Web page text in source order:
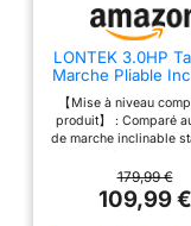
LONTEK 3.0HP
Marche Pliable
Réglables
【Mise à niveau
produit】 : Comparé
de marche inclinable
inclinable pliable
offre un réglage
d'inclinaison à 3
179,99 €
109,99 €